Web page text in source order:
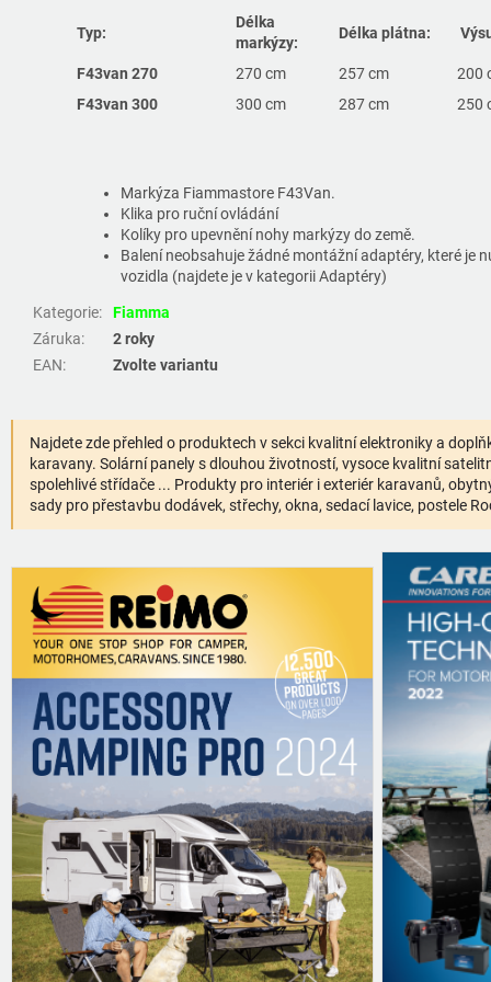
Typ:
Délka
markýzy:
Délka plátna:
F43van 270 270 cm 257 cm
200
F43van 300
300 cm 287 cm 250
Markýza Fiammastore F43Van.
Klika pro ruční ovládání
Kolíky pro upevnění nohy markýzy do země.
Balení neobsahuje žádné montážní adaptéry, které je
vozidla (najdete je v kategorii Adaptéry)
Kategorie:
Fiamma
Záruka:
2 roky
EAN: Zvolte variantu
Najdete zde přehled o produktech v sekci kvalitní elektroniky a
karavany. Solární panely s dlouhou životností, vysoce kvalitní
spolehlivé střídače ... Produkty pro interiér i exteriér karavanů,
sady pro přestavbu dodávek, střechy, okna, sedací lavice, postele